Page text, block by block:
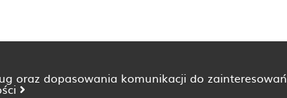
oraz dopasowania komunikacji do zainteresowań